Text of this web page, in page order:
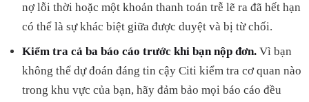
nợ lỗi thời hoặc một khoản thanh toán trễ lẽ ra đã hết hạn
có thể là sự khác biệt giữa được duyệt và bị từ chối.
Kiểm tra cả ba báo cáo trước khi bạn nộp đơn. Vì bạn
không thể dự đoán đáng tin cậy Citi kiểm tra cơ quan nào
trong khu vực của bạn, hãy đảm bảo mọi báo cáo đều